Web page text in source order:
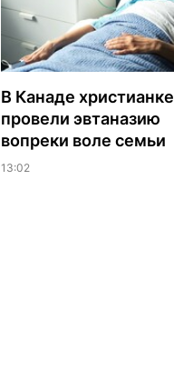
В Канаде христианке
провели эвтаназию
вопреки воле семьи
13:02